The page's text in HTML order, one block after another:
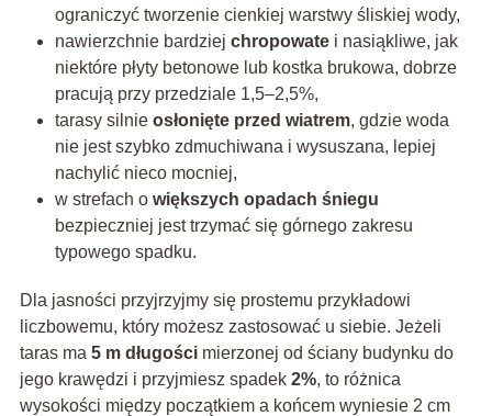
ograniczyć tworzenie cienkiej warstwy śliskiej wody,
nawierzchnie bardziej chropowatei nasiąkliwe, jak
niektóre płyty betonowe lub kostka brukowa, dobrze
pracują przy przedziale 1,5–2,5%,
tarasy silnie osłonięte przed wiatrem, gdzie woda
nie jest szybko zdmuchiwana i wysuszana, lepiej
nachylić nieco mocniej,
w strefach o większych opadach śniegu
bezpieczniej jest trzymać się górnego zakresu
typowego spadku.
Dla jasności przyjrzyjmy się prostemu przykładowi
liczbowemu, który możesz zastosować u siebie. Jeżeli
taras ma 5 m długościmierzonej od ściany budynku do
jego krawędzi i przyjmiesz spadek 2%, to różnica
wysokości między początkiem a końcem wyniesie 2 cm